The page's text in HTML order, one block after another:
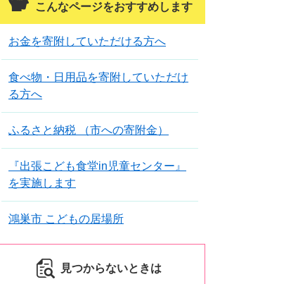
こんなページをおすすめします
お金を寄附していただける方へ
食べ物・日用品を寄附していただけ
る方へ
ふるさと納税 （市への寄附金）
『出張こども食堂in児童センター』
を実施します
鴻巣市 こどもの居場所
見つからないときは